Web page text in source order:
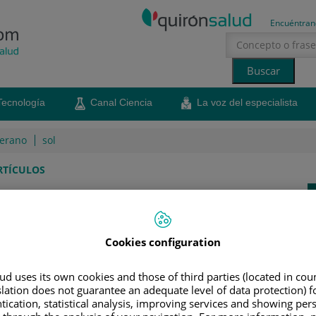
Canal Ciencia La voz del especialista
sol
el equilibrio
el equilibrio y pon en práctica la rutina sencilla
edad
Compartir 6 de diciembre de 2023
ayudan a prevenir caídas y a mantener la autonomía a
Cookies configuration
uses its own cookies and those of third parties (located in
does not guarantee an adequate level of data protection)
statistical analysis, improving services and showing